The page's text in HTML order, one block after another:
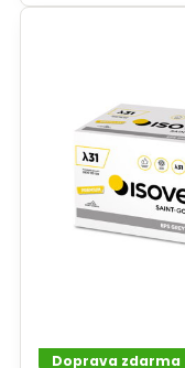
Doprava zdarma